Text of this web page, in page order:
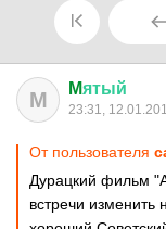
M Mятый
23:31,
От пользователя
Дурацкий фильм
встречи изменить